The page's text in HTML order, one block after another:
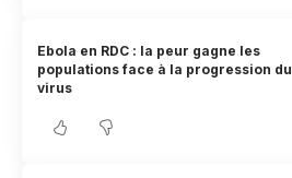
Ebola en RDC : la peur gagne les
populations face à la progression du
virus